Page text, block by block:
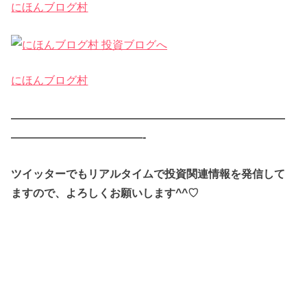
にほんブログ村
にほんブログ村
—————————————————————————
————————————-
ツイッターでもリアルタイムで投資関連情報を発信して
ますので、よろしくお願いします^^♡